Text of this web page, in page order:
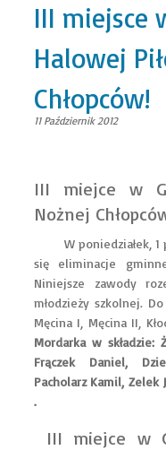
III miejsce
Halowej
Chłopców!
11 Październik 2012
III miejce w
Nożnej
W poniedziałek, 1
się eliminacje
Niniejsze zawody
młodzieży szkolnej.
Męcina I, Męcina II,
Mordarka w składzie:
Frączek Daniel,
Pacholarz Kamil, Zelek
.
III miejce w